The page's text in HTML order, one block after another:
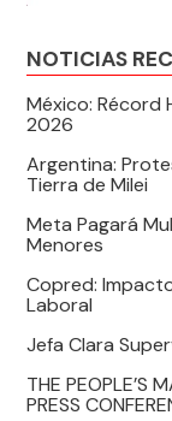
NOTICIAS
México: Récord
2026
Argentina:
Tierra de Milei
Meta Pagará
Menores
Copred:
Laboral
Jefa Clara
THE PEOPLE’S
PRESS